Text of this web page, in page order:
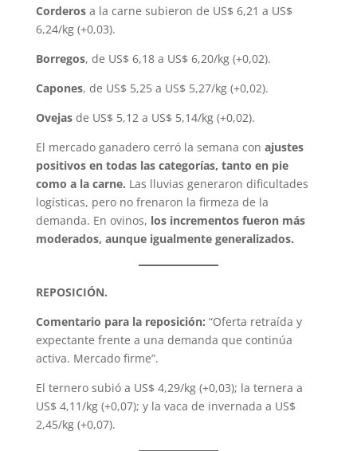
Corderosa la carne subieron de US$ 6,21 a US$
6,24/kg (+0,03).
Borregos, de US$ 6,18 a US$ 6,20/kg (+0,02).
Capones, de US$ 5,25 a US$ 5,27/kg (+0,02).
Ovejasde US$ 5,12 a US$ 5,14/kg (+0,02).
El mercado ganadero cerró la semana con ajustes
positivos en todas las categorías, tanto en pie
como a la carne. Las lluvias generaron dificultades
logísticas, pero no frenaron la firmeza de la
demanda. En ovinos, los incrementos fueron más
moderados, aunque igualmente generalizados.
REPOSICIÓN.
Comentario para la reposición: “Oferta retraída y
expectante frente a una demanda que continúa
activa. Mercado firme”.
El ternero subió a US$ 4,29/kg (+0,03); la ternera a
US$ 4,11/kg (+0,07); y la vaca de invernada a US$
2,45/kg (+0,07).